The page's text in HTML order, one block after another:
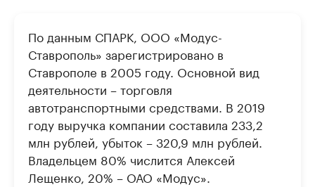
По данным СПАРК, ООО «Модус-
Ставрополь» зарегистрировано в
Ставрополе в 2005 году. Основной вид
деятельности – торговля
автотранспортными средствами. В 2019
году выручка компании составила 233,2
млн рублей, убыток – 320,9 млн рублей.
Владельцем 80% числится Алексей
Лещенко, 20% – ОАО «Модус».